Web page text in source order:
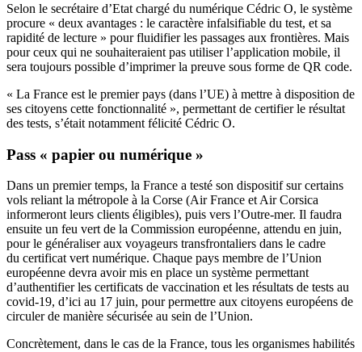
Selon le secrétaire d’Etat chargé du numérique Cédric O, le système
procure « deux avantages : le caractère infalsifiable du test, et sa
rapidité de lecture » pour fluidifier les passages aux frontières. Mais
pour ceux qui ne souhaiteraient pas utiliser l’application mobile, il
sera toujours possible d’imprimer la preuve sous forme de QR code.
« La France est le premier pays (dans l’UE) à mettre à disposition de
ses citoyens cette fonctionnalité », permettant de certifier le résultat
des tests, s’était notamment félicité Cédric O.
Pass « papier ou numérique »
Dans un premier temps, la France a testé son dispositif sur certains
vols reliant la métropole à la Corse (Air France et Air Corsica
informeront leurs clients éligibles), puis vers l’Outre-mer. Il faudra
ensuite un feu vert de la Commission européenne, attendu en juin,
pour le généraliser aux voyageurs transfrontaliers dans le cadre
du certificat vert numérique. Chaque pays membre de l’Union
européenne devra avoir mis en place un système permettant
d’authentifier les certificats de vaccination et les résultats de tests au
covid-19, d’ici au 17 juin, pour permettre aux citoyens européens de
circuler de manière sécurisée au sein de l’Union.
Concrètement, dans le cas de la France, tous les organismes habilités